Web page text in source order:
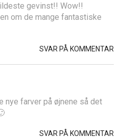
gevinst!! Wow!!
om de mange fantastiske
SVAR PÅ KOMMENTAR
nye farver på øjnene så det
SVAR PÅ KOMMENTAR